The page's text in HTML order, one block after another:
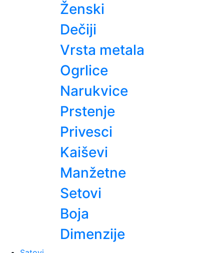
Ženski
Dečiji
Vrsta metala
Ogrlice
Narukvice
Prstenje
Privesci
Kaiševi
Manžetne
Setovi
Boja
Dimenzije